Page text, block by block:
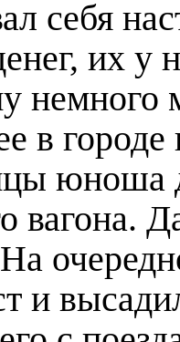
себя
их у
немного
в
юноша
вагона.
и